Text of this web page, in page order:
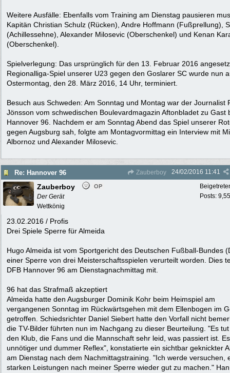
Weitere Ausfälle: Ebenfalls vom Training am Dienstag pausieren
Kapitän Christian Schulz (Rücken), Andre Hoffmann (Fußprellung),
(Achillessehne), Alexander Milosevic (Oberschenkel) und Kenan
(Oberschenkel).
Spielverlegung: Das ursprünglich für den 13. Februar 2016
Regionalliga-Spiel unserer U23 gegen den Goslarer SC wurde nun
Ostermontag, den 28. März 2016, 14 Uhr, terminiert.
Besuch aus Schweden: Am Sonntag und Montag war der Journalist
Jönsson vom schwedischen Boulevardmagazin Aftonbladet zu Gast
Hannover 96. Nachdem er am Sonntag Abend das Spiel unserer
gegen Augsburg sah, folgte am Montagvormittag ein Interview mit
Albornoz und Alexander Milosevic.
Re: Hannover 96 Zauberboy 24/02/2016 11:41
Posts:
Zauberboy OP
Der Gerät
Wettkönig
23.02.2016 / Profis
Drei Spiele Sperre für Almeida
Hugo Almeida ist vom Sportgericht des Deutschen Fußball-Bundes
einer Sperre von drei Meisterschaftsspielen verurteilt worden. Dies
DFB Hannover 96 am Dienstagnachmittag mit.
96 hat das Strafmaß akzeptiert
Almeida hatte den Augsburger Dominik Kohr beim Heimspiel am
vergangenen Sonntag im Rückwärtsgehen mit dem Ellenbogen im
getroffen. Schiedsrichter Daniel Siebert hatte den Vorfall nicht
die TV-Bilder führten nun im Nachgang zu dieser Beurteilung. "Es
den Klub, die Fans und die Mannschaft sehr leid, was passiert ist.
unnötiger und dummer Reflex", konstatierte ein sichtbar geknickter
am Dienstag nach dem Nachmittagstraining. "Ich werde versuchen,
starken Leistungen nach meiner Sperre wieder gut zu machen."